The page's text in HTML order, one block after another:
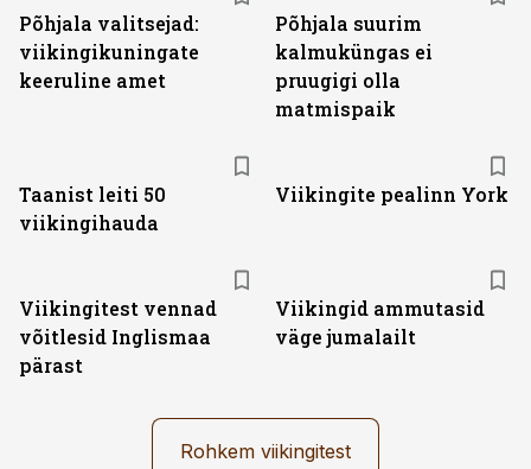
Põhjala valitsejad:
viikingikuningate
keeruline amet
Põhjala suurim
kalmuküngas ei
pruugigi olla
matmispaik
Taanist leiti 50
viikingihauda
Viikingite pealinn York
Viikingitest vennad
võitlesid Inglismaa
pärast
Viikingid ammutasid
väge jumalailt
Rohkem viikingitest